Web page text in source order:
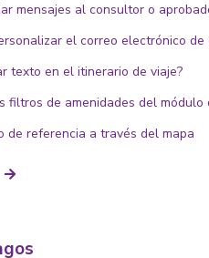
mensajes al consultor o
el correo electrónico
texto en el itinerario de viaje?
filtros de amenidades del módulo
de referencia a través del mapa